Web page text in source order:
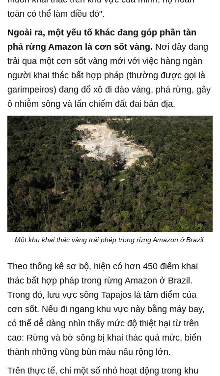
toàn có thể làm điều đó".
Ngoài ra, một yếu tố khác đang góp phần tàn
phá rừng Amazon là cơn sốt vàng. Nơi đây đang
trải qua một cơn sốt vàng mới với việc hàng ngàn
người khai thác bất hợp pháp (thường được gọi là
garimpeiros) đang đổ xô đi đào vàng, phá rừng, gây
ô nhiễm sông và lấn chiếm đất đai bản địa.
Một khu khai thác vàng trái phép trong rừng Amazon ở Brazil.
Theo thống kê sơ bộ, hiện có hơn 450 điểm khai
thác bất hợp pháp trong rừng Amazon ở Brazil.
Trong đó, lưu vực sông Tapajos là tâm điểm của
cơn sốt. Nếu đi ngang khu vực này bằng máy bay,
có thể dễ dàng nhìn thấy mức độ thiệt hại từ trên
cao: Rừng và bờ sông bị khai thác quá mức, biến
thành những vũng bùn màu nâu rộng lớn.
Trên thực tế, chỉ một số nhỏ hoạt động trong khu